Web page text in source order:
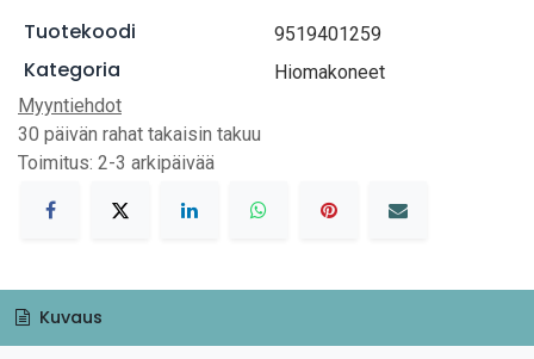
Tuotekoodi 9519401259
Kategoria
Hiomakoneet
Myyntiehdot
30 päivän rahat takaisin takuu
Toimitus: 2-3 arkipäivää
Kuvaus